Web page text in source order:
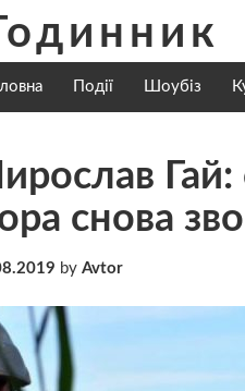
Події Шоубіз
снова
by Avtor